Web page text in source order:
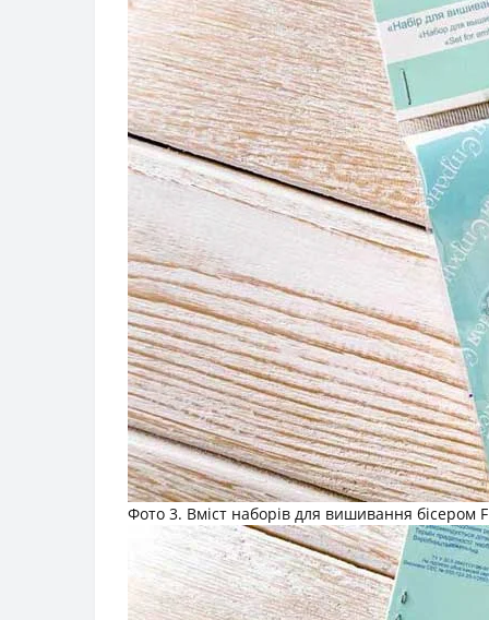
Фото 3. Вміст наборів для вишивання бісером